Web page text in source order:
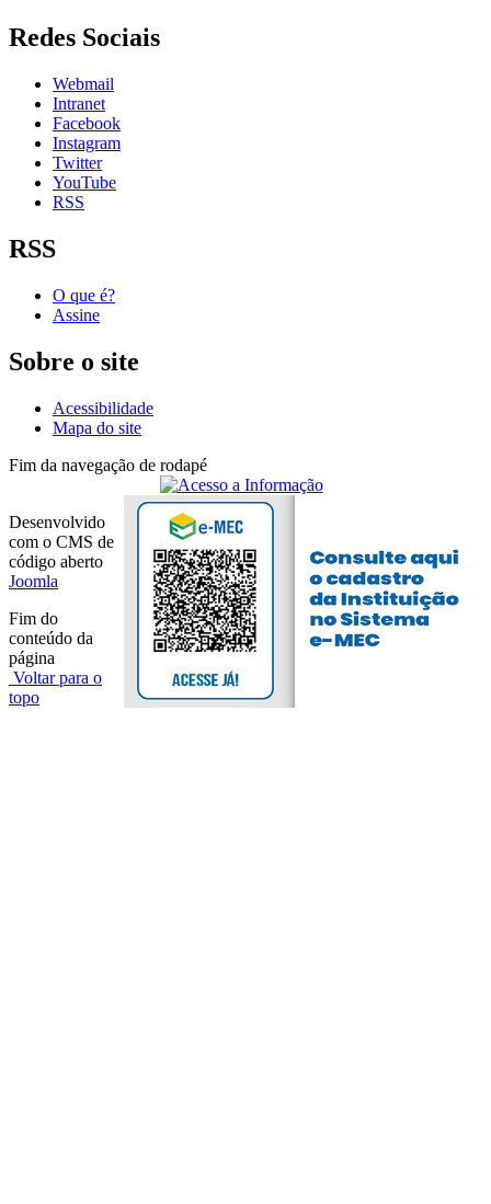
Redes Sociais
Webmail
Intranet
Facebook
Instagram
Twitter
YouTube
RSS
RSS
O que é?
Assine
Sobre o site
Acessibilidade
Mapa do site
Fim da navegação de rodapé
Desenvolvido
com o CMS de
código aberto
Joomla
Fim do
conteúdo da
página
Voltar para o
topo